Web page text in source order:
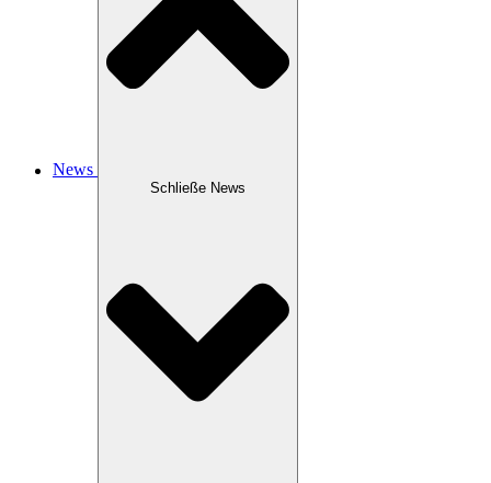
News
Schließe News